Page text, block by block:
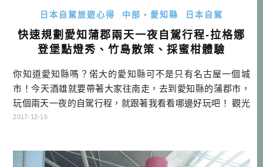
日本自駕旅遊心得 中部・愛知縣 日本自駕
快速規劃愛知蒲郡兩天一夜自駕行程-拉格娜
登堡點燈秀、竹島散策、採蜜柑體驗
你知道愛知縣嗎？偌大的愛知縣可不是只有名古屋一個城
市！今天酒雄就要帶著大家往南走，去到愛知縣的蒲郡市，
玩個兩天一夜的自駕行程，就跟著我看看哪邊好玩吧！ 觀光
地理小知識 名古屋市當然是愛知縣廣為人知的大城市，不過
車博物館、愛地球博公園） 豐田市（日本首見以企業名為名
2017-12-15